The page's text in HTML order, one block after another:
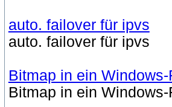
auto. failover für ipvs
auto. failover für ipvs
Bitmap in ein
Bitmap in ein